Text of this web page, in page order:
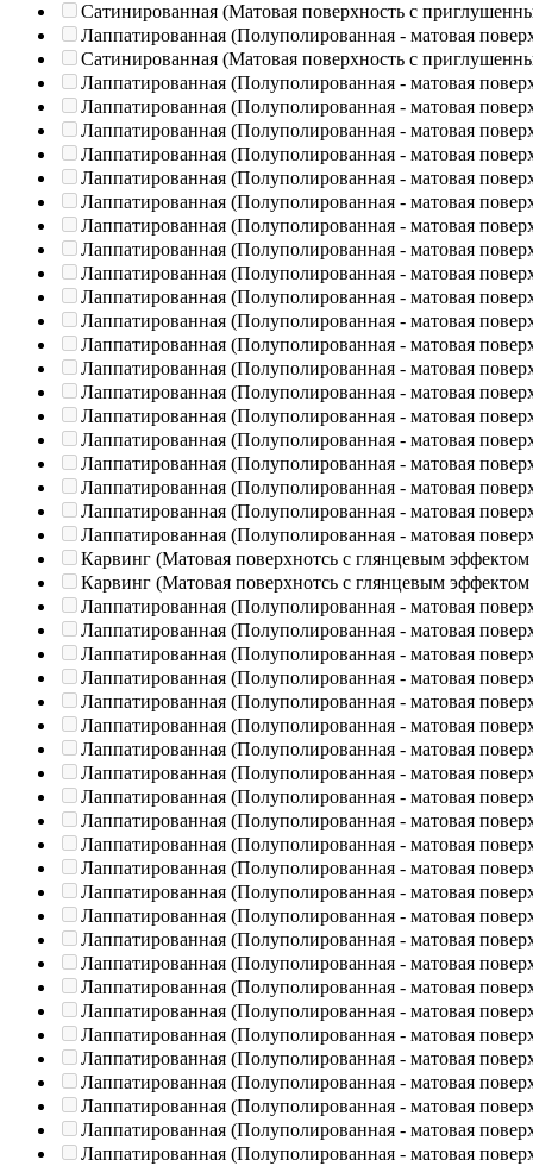
Сатинированная (Матовая поверхность с
Лаппатированная (Полуполированная - матовая
Сатинированная (Матовая поверхность с
Лаппатированная (Полуполированная - матовая
Лаппатированная (Полуполированная - матовая
Лаппатированная (Полуполированная - матовая
Лаппатированная (Полуполированная - матовая
Лаппатированная (Полуполированная - матовая
Лаппатированная (Полуполированная - матовая
Лаппатированная (Полуполированная - матовая
Лаппатированная (Полуполированная - матовая
Лаппатированная (Полуполированная - матовая
Лаппатированная (Полуполированная - матовая
Лаппатированная (Полуполированная - матовая
Лаппатированная (Полуполированная - матовая
Лаппатированная (Полуполированная - матовая
Лаппатированная (Полуполированная - матовая
Лаппатированная (Полуполированная - матовая
Лаппатированная (Полуполированная - матовая
Лаппатированная (Полуполированная - матовая
Лаппатированная (Полуполированная - матовая
Лаппатированная (Полуполированная - матовая
Лаппатированная (Полуполированная - матовая
Карвинг (Матовая поверхнотсь с глянцевым эффектом
Карвинг (Матовая поверхнотсь с глянцевым эффектом
Лаппатированная (Полуполированная - матовая
Лаппатированная (Полуполированная - матовая
Лаппатированная (Полуполированная - матовая
Лаппатированная (Полуполированная - матовая
Лаппатированная (Полуполированная - матовая
Лаппатированная (Полуполированная - матовая
Лаппатированная (Полуполированная - матовая
Лаппатированная (Полуполированная - матовая
Лаппатированная (Полуполированная - матовая
Лаппатированная (Полуполированная - матовая
Лаппатированная (Полуполированная - матовая
Лаппатированная (Полуполированная - матовая
Лаппатированная (Полуполированная - матовая
Лаппатированная (Полуполированная - матовая
Лаппатированная (Полуполированная - матовая
Лаппатированная (Полуполированная - матовая
Лаппатированная (Полуполированная - матовая
Лаппатированная (Полуполированная - матовая
Лаппатированная (Полуполированная - матовая
Лаппатированная (Полуполированная - матовая
Лаппатированная (Полуполированная - матовая
Лаппатированная (Полуполированная - матовая
Лаппатированная (Полуполированная - матовая
Лаппатированная (Полуполированная - матовая